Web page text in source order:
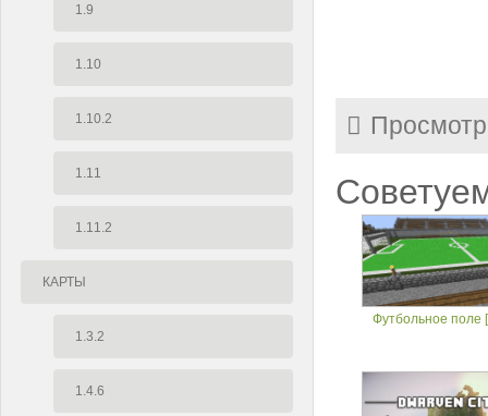
1.9
1.10
1.10.2
1.11
1.11.2
КАРТЫ
1.3.2
1.4.6
Футбольное поле